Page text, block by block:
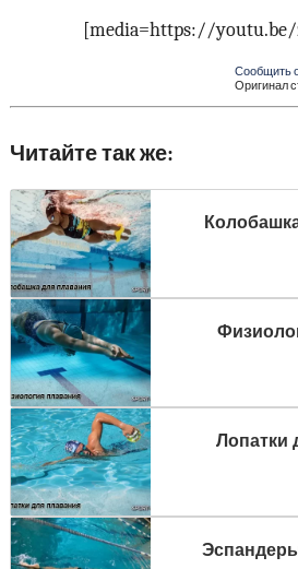
[media=https://youtu.be/
Сообщить
Оригинал
Читайте так же:
Лопатки